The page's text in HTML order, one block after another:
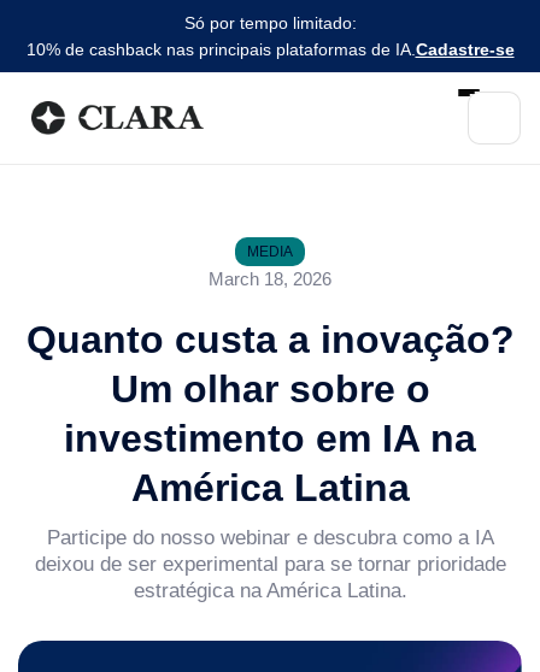
Só por tempo limitado:
10% de cashback nas principais plataformas de IA. Cadastre-se
MEDIA
March 18, 2026
Quanto custa a inovação?
Um olhar sobre o
investimento em IA na
América Latina
Participe do nosso webinar e descubra como a IA
deixou de ser experimental para se tornar prioridade
estratégica na América Latina.